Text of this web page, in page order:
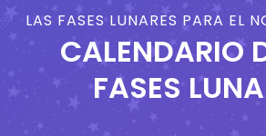
LAS FASES LUNARES PARA EL
CALENDARIO
FASES